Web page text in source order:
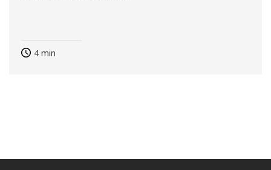
4 min